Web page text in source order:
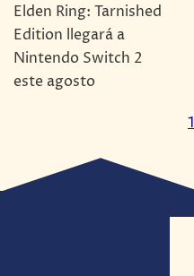
Elden Ring: Tarnished
Edition llegará a
Nintendo Switch 2
este agosto
1